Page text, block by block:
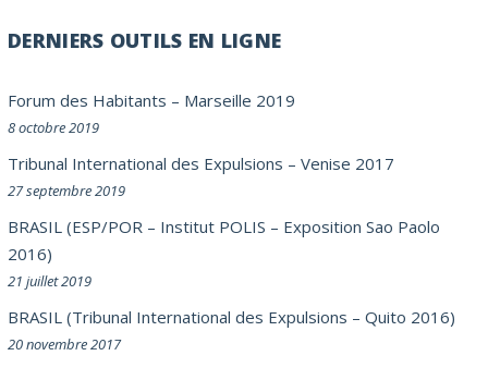
DERNIERS OUTILS EN LIGNE
Forum des Habitants – Marseille 2019
8 octobre 2019
Tribunal International des Expulsions – Venise 2017
27 septembre 2019
BRASIL (ESP/POR – Institut POLIS – Exposition Sao Paolo
2016)
21 juillet 2019
BRASIL (Tribunal International des Expulsions – Quito 2016)
20 novembre 2017